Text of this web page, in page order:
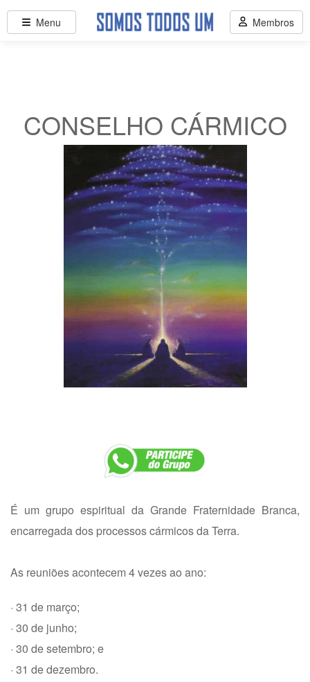
CONSELHO CÁRMICO
É um grupo espiritual da Grande Fraternidade Branca,
encarregada dos processos cármicos da Terra.
As reuniões acontecem 4 vezes ao ano:
· 31 de março;
· 30 de junho;
· 30 de setembro; e
· 31 de dezembro.
Menu Membros